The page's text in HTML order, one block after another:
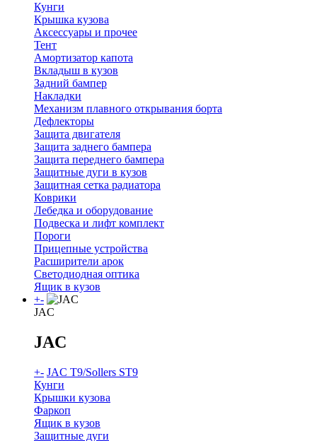
Кунги
Крышка кузова
Аксессуары и прочее
Тент
Амортизатор капота
Вкладыш в кузов
Задний бампер
Накладки
Механизм плавного открывания борта
Дефлекторы
Защита двигателя
Защита заднего бампера
Защита переднего бампера
Защитные дуги в кузов
Защитная сетка радиатора
Коврики
Лебедка и оборудование
Подвеска и лифт комплект
Пороги
Прицепные устройства
Расширители арок
Светодиодная оптика
Ящик в кузов
+-
JAC
JAC
+- JAC T9/Sollers ST9
Кунги
Крышки кузова
Фаркоп
Ящик в кузов
Защитные дуги